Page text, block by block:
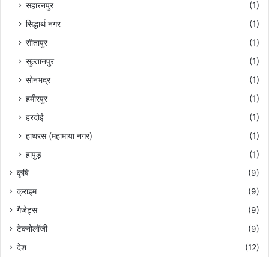
सहारनपुर
(1)
सिद्धार्थ नगर
(1)
सीतापुर
(1)
सुल्तानपुर
(1)
सोनभद्र
(1)
हमीरपुर
(1)
हरदोई
(1)
हाथरस (महामाया नगर)
(1)
हापुड़
(1)
कृषि
(9)
क्राइम
(9)
गैजेट्स
(9)
टेक्नोलॉजी
(9)
देश
(12)